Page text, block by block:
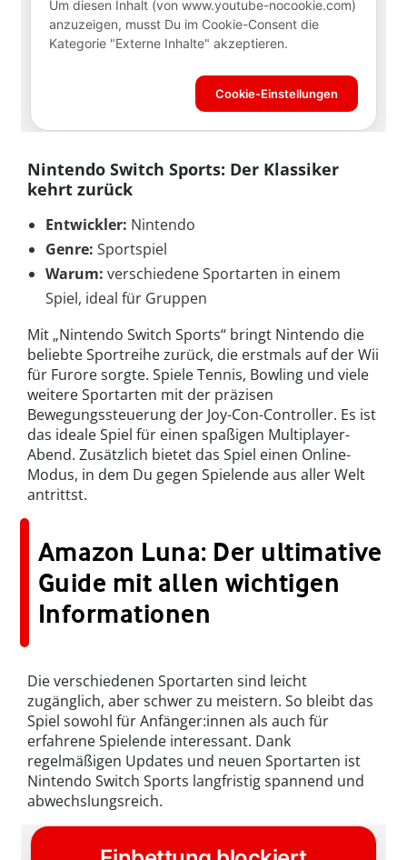
Nintendo Switch Sports: Der Klassiker
kehrt zurück
Entwickler: Nintendo
Genre: Sportspiel
Warum: verschiedene Sportarten in einem
Spiel, ideal für Gruppen
Mit „Nintendo Switch Sports“ bringt Nintendo die
beliebte Sportreihe zurück, die erstmals auf der Wii
für Furore sorgte. Spiele Tennis, Bowling und viele
weitere Sportarten mit der präzisen
Bewegungssteuerung der Joy-Con-Controller. Es ist
das ideale Spiel für einen spaßigen Multiplayer-
Abend. Zusätzlich bietet das Spiel einen Online-
Modus, in dem Du gegen Spielende aus aller Welt
antrittst.
Amazon Luna: Der ultimative
Guide mit allen wichtigen
Informationen
Die verschiedenen Sportarten sind leicht
zugänglich, aber schwer zu meistern. So bleibt das
Spiel sowohl für Anfänger:innen als auch für
erfahrene Spielende interessant. Dank
regelmäßigen Updates und neuen Sportarten ist
Nintendo Switch Sports langfristig spannend und
abwechslungsreich.